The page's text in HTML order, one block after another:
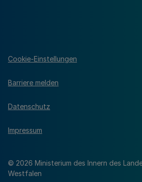
© 2026 Ministerium des Innern des
Westfalen
Cookie-Einstellungen
Barriere melden
Datenschutz
Impressum